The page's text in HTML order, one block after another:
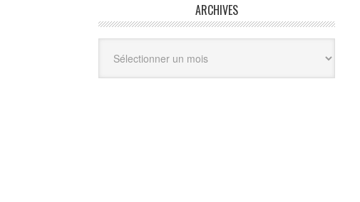
ARCHIVES